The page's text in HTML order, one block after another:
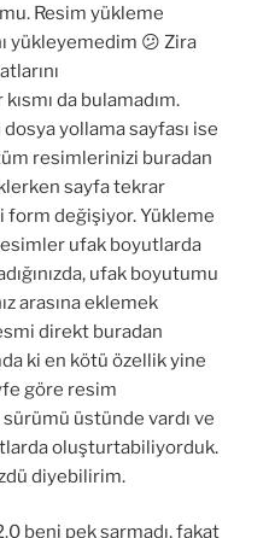
Resim yükleme
yükleyemedim 😕 Zira
da bulamadım.
yollama sayfası ise
resimlerinizi buradan
sayfa tekrar
değişiyor. Yükleme
ufak boyutlarda
ufak boyutumu
arasına eklemek
direkt buradan
ki en kötü özellik yine
göre resim
sürümü üstünde vardı ve
oluşturtabiliyorduk.
diyebilirim.
beni pek sarmadı, fakat